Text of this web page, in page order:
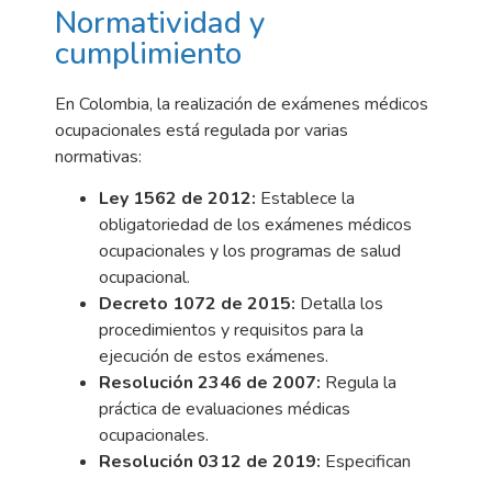
Normatividad y
cumplimiento
En Colombia, la realización de exámenes médicos
ocupacionales está regulada por varias
normativas:
Ley 1562 de 2012: Establece la
obligatoriedad de los exámenes médicos
ocupacionales y los programas de salud
ocupacional.
Decreto 1072 de 2015: Detalla los
procedimientos y requisitos para la
ejecución de estos exámenes.
Resolución 2346 de 2007: Regula la
práctica de evaluaciones médicas
ocupacionales.
Resolución 0312 de 2019: Especifican